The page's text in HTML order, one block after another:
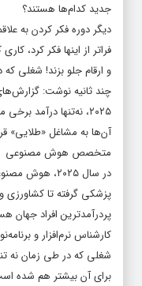
جدید کدام‌ها هستند؟
دیگر دوره فکر کردن به
فراتر از اینها فکر کرد،
و ارقام جلو بزند! شغلی
چند ثانیه نوشت:
۲۰۲۵، نه‌تنها درآمد
آن‌ها به مشاغل «طلایی»
متخصص هوش مصنوعی
در سال ۲۰۲۵،
پزشکی گرفته تا
پردرآمدترین افراد جهان
کارشناس نرم‌افزار و
شغلی که در طی زمان نه
برای آن بیشتر هم شده